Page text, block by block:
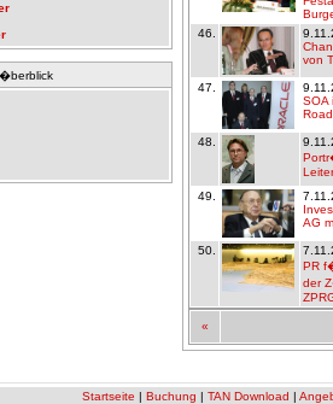
46.
von
47.
SOA
48.
49.
AG
50.
PR
der
«
Startseite | Buchung | TAN Download |